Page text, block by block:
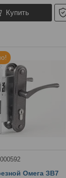
Купить
Омега ЗВ7